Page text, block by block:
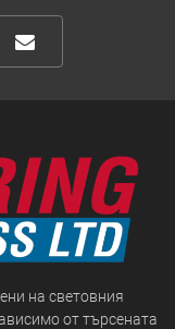
на световния
от търсената